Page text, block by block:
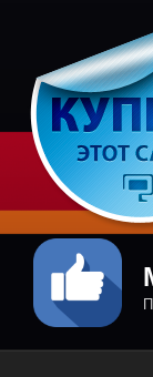
содержимому